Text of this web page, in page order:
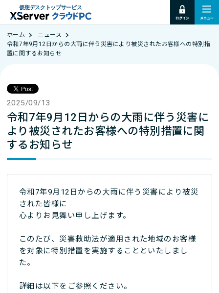
仮想デスクトップサービス
ホーム
ニュース
令和7年9月12日からの大雨に伴う災害により被災されたお客様への特別措
置に関するお知らせ
2025/09/13
令和7年9月12日からの大雨に伴う災害に
より被災されたお客様への特別措置に関
するお知らせ
令和7年9月12日からの大雨に伴う災害により被災
された皆様に
心よりお見舞い申し上げます。
このたび、災害救助法が適用された地域のお客様
を対象に特別措置を実施することといたしまし
た。
詳細は以下をご参照ください。